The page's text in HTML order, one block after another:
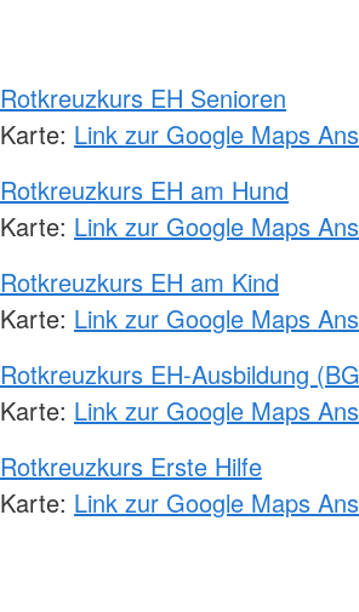
Rotkreuzkurs EH Senioren
Karte: Link zur Google Maps
Rotkreuzkurs EH am Hund
Karte: Link zur Google Maps
Rotkreuzkurs EH am Kind
Karte: Link zur Google Maps
Rotkreuzkurs EH-Ausbildung
Karte: Link zur Google Maps
Rotkreuzkurs Erste Hilfe
Karte: Link zur Google Maps